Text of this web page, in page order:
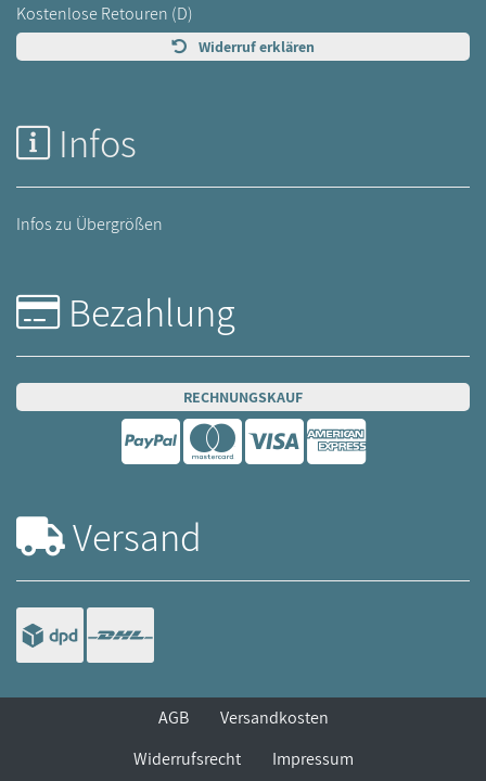
Kostenlose Retouren (D)
Widerruf erklären
Infos
Infos zu Übergrößen
Bezahlung
RECHNUNGSKAUF
Versand
AGB
Versandkosten
Widerrufsrecht
Impressum